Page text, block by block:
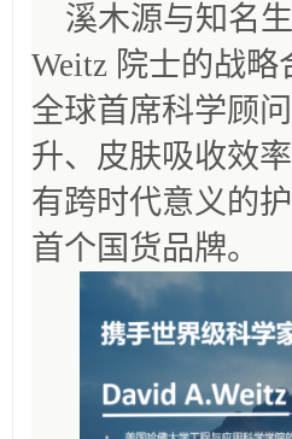
溪木源与知名
Weitz 院士的战
全球首席科学顾
升、皮肤吸收效
有跨时代意义的
首个国货品牌。